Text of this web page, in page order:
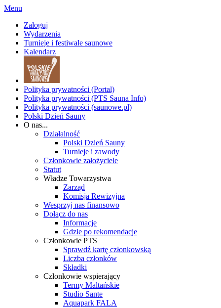
Menu
Zaloguj
Wydarzenia
Turnieje i festiwale saunowe
Kalendarz
Polityka prywatności (Portal)
Polityka prywatności (PTS Sauna Info)
Polityka prywatności (saunowe.pl)
Polski Dzień Sauny
O nas...
Działalność
Polski Dzień Sauny
Turnieje i zawody
Członkowie założyciele
Statut
Władze Towarzystwa
Zarząd
Komisja Rewizyjna
Wesprzyj nas finansowo
Dołącz do nas
Informacje
Gdzie po rekomendacje
Członkowie PTS
Sprawdź kartę członkowską
Liczba członków
Składki
Członkowie wspierający
Termy Maltańskie
Studio Sante
Aquapark FALA